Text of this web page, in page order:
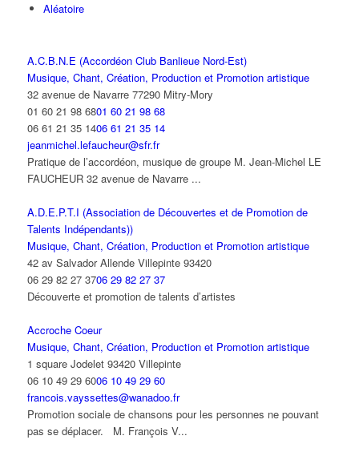
Aléatoire
A.C.B.N.E (Accordéon Club Banlieue Nord-Est)
Musique, Chant, Création, Production et Promotion artistique
32 avenue de Navarre 77290 Mitry-Mory
01 60 21 98 6801 60 21 98 68
06 61 21 35 1406 61 21 35 14
jeanmichel.lefaucheur@sfr.fr
Pratique de l’accordéon, musique de groupe M. Jean-Michel LE
FAUCHEUR 32 avenue de Navarre ...
A.D.E.P.T.I (Association de Découvertes et de Promotion de
Talents Indépendants))
Musique, Chant, Création, Production et Promotion artistique
42 av Salvador Allende Villepinte 93420
06 29 82 27 3706 29 82 27 37
Découverte et promotion de talents d’artistes
Accroche Coeur
Musique, Chant, Création, Production et Promotion artistique
1 square Jodelet 93420 Villepinte
06 10 49 29 6006 10 49 29 60
francois.vayssettes@wanadoo.fr
Promotion sociale de chansons pour les personnes ne pouvant
pas se déplacer. M. François V...